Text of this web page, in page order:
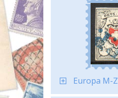
Europa M-Z